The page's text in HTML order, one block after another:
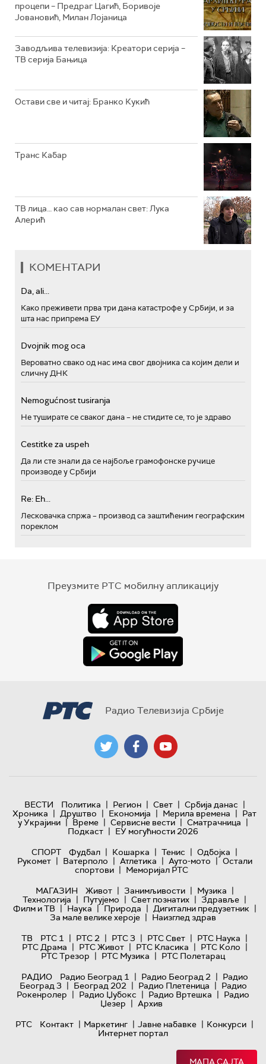
РТС КОЛО
процепи – Предраг Цагић, Боривоје
Јовановић, Милан Лојаница
Заводљива телевизија: Креатори серија –
ТВ серија Бањица
Остави све и читај: Бранко Кукић
Транс Кабар
ТВ лица… као сав нормалан свет: Лука
Алерић
КОМЕНТАРИ
Da, ali...
Како преживети прва три дана катастрофе у Србији, и за
шта нас припрема ЕУ
Dvojnik mog oca
Вероватно свако од нас има свог двојника са којим дели и
сличну ДНК
Nemogućnost tusiranja
Не туширате се сваког дана – не стидите се, то је здраво
Cestitke za uspeh
Да ли сте знали да се најбоље грамофонске ручице
производе у Србији
Re: Eh...
Лесковачка спржа – производ са заштићеним географским
пореклом
Преузмите РТС мобилну апликацију
Радио Телевизија Србије
ВЕСТИ Политика | Регион | Свет | Србија данас |
Хроника | Друштво | Економија | Мерила времена | Рат
у Украјини | Време | Сервисне вести | Сматрачница |
Подкаст | ЕУ могућности 2026
СПОРТ
Фудбал | Кошарка | Тенис | Одбојка |
Рукомет | Ватерполо | Атлетика | Ауто-мото | Остали
спортови | Меморијал РТС
МАГАЗИН
Живот | Занимљивости | Музика |
Технологијa | Путујемо | Свет познатих | Здравље |
Филм и ТВ | Наука | Природа | Дигитални предузетник |
За мале велике хероје | Наизглед здрав
ТВ
РТС 1 | РТС 2 | РТС 3 | РТС Свет | РТС Наука |
РТС Драма | РТС Живот | РТС Класика | РТС Коло |
РТС Трезор | РТС Музика | РТС Полетарац
РАДИО
Радио Београд 1 | Радио Београд 2 | Радио
Београд 3 | Београд 202 | Радио Плетеница | Радио
Рокенролер | Радио Џубокс | Радио Вртешка | Радио
Џезер | Архив
РТС
Контакт | Маркетинг | Јавне набавке | Конкурси |
Интернет портал
МАПА САЈТА